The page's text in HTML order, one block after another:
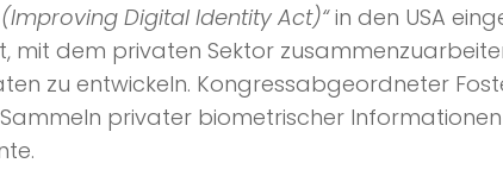
Digital Identity Act)“in den USA
mit dem privaten Sektor
zu entwickeln. Kongressabgeordneter
privater biometrischer